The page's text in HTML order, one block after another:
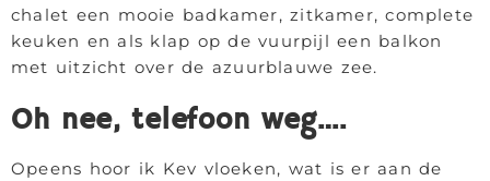
chalet een mooie badkamer, zitkamer, complete
keuken en als klap op de vuurpijl een balkon
met uitzicht over de azuurblauwe zee.
Oh nee, telefoon weg….
Opeens hoor ik Kev vloeken, wat is er aan de